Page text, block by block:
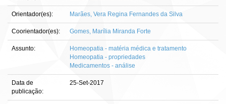
Orientador(es): Marães, Vera Regina Fernandes da Silva
Coorientador(es): Gomes, Marília Miranda Forte
Assunto:
Homeopatia - matéria médica e tratamento
Homeopatia - propriedades
Medicamentos - análise
Data de
publicação:
25-Set-2017